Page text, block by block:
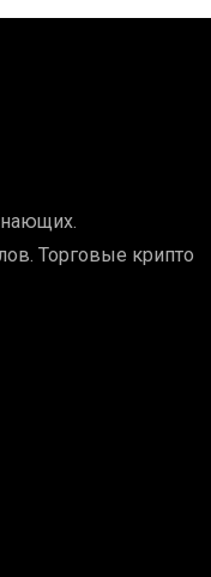
Торговые крипто